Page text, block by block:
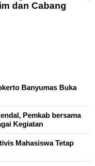
dan Cabang
Banyumas Buka
Pemkab bersama
Kegiatan
Mahasiswa Tetap